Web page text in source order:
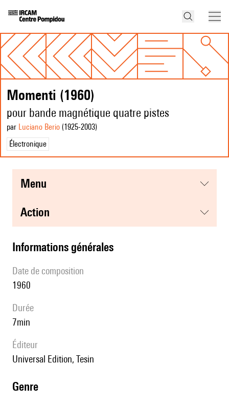
Momenti (1960)
pour bande magnétique quatre pistes
par Luciano Berio (1925-2003)
Électronique
menu
action
informations générales
date de composition
1960
durée
7min
éditeur
Universal Edition, Tesin
genre